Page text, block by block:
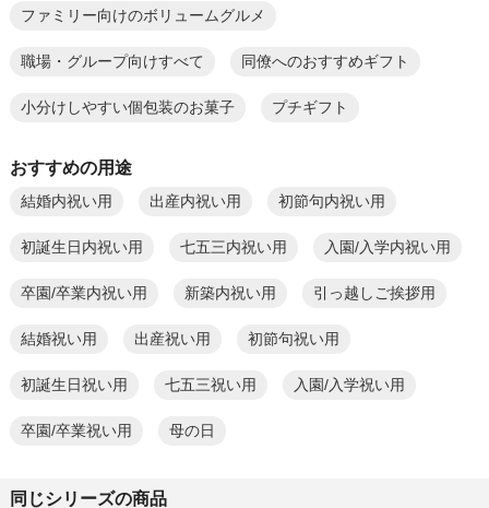
ファミリー向けのボリュームグルメ
職場・グループ向けすべて 同僚へのおすすめギフト
小分けしやすい個包装のお菓子 プチギフト
おすすめの用途
結婚内祝い用 出産内祝い用 初節句内祝い用
初誕生日内祝い用 七五三内祝い用 入園/入学内祝い用
卒園/卒業内祝い用 新築内祝い用 引っ越しご挨拶用
結婚祝い用 出産祝い用 初節句祝い用
初誕生日祝い用 七五三祝い用 入園/入学祝い用
卒園/卒業祝い用 母の日
同じシリーズの商品